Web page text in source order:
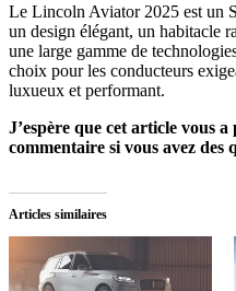
Le Lincoln Aviator 2025 est un
un design élégant, un habitacle
une large gamme de
choix pour les conducteurs
luxueux et performant.
J’espère que cet article vous
commentaire si vous avez des
Articles similaires